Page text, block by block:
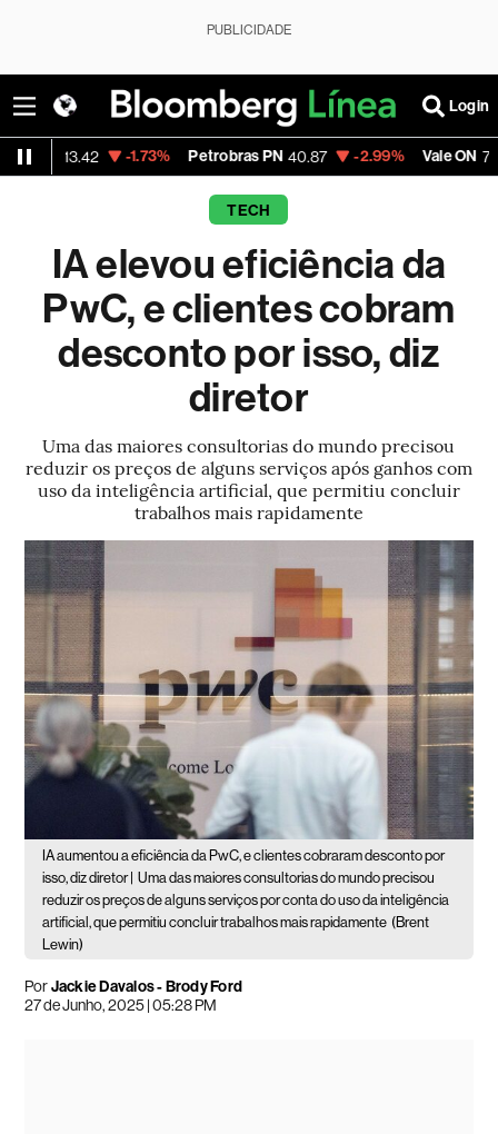
PUBLICIDADE
Login
-1.73% Petrobras PN 40.87 -2.99% Vale ON 74.97 -
TECH
IA elevou eficiência da
PwC, e clientes cobram
desconto por isso, diz
diretor
Uma das maiores consultorias do mundo precisou
reduzir os preços de alguns serviços após ganhos com
uso da inteligência artificial, que permitiu concluir
trabalhos mais rapidamente
IA aumentou a eficiência da PwC, e clientes cobraram desconto por
isso, diz diretor | Uma das maiores consultorias do mundo precisou
reduzir os preços de alguns serviços por conta do uso da inteligência
artificial, que permitiu concluir trabalhos mais rapidamente (Brent
Lewin)
PorJackie Davalos - Brody Ford
27 de Junho, 2025 | 05:28 PM